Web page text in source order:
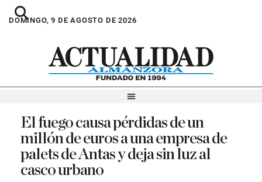
DOMINGO, 9 DE AGOSTO DE 2026
El fuego causa pérdidas de un
millón de euros a una empresa de
palets de Antas y deja sin luz al
casco urbano